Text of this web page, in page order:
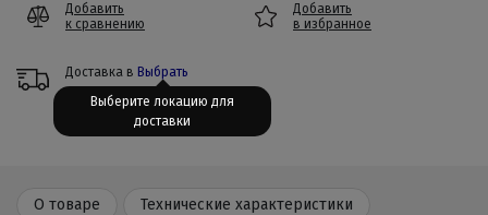
Добавить
к сравнению
Добавить
в избранное
Доставка в Выбрать
О товаре Технические характеристики
Выберите локацию для
доставки